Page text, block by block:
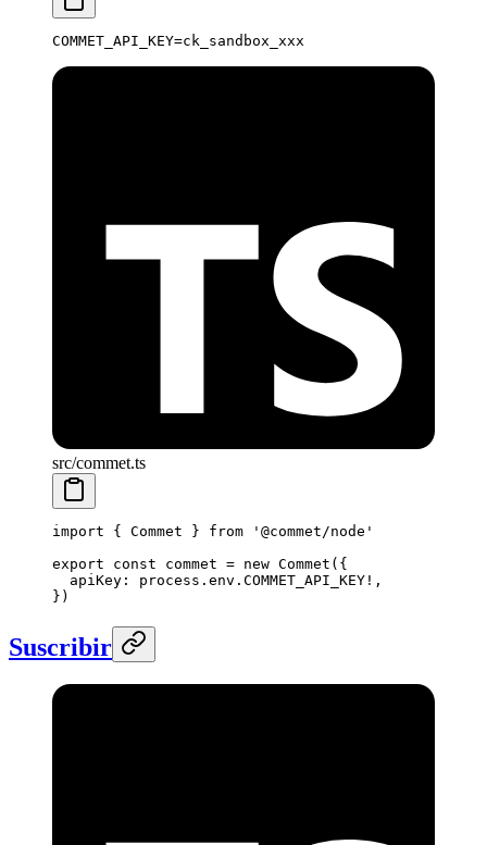
COMMET_API_KEY=ck_sandbox_xxx
src/commet.ts
import { Commet } from '@commet/node'
export const commet = new Commet ({
  apiKey: process.env.
COMMET_API_KEY ! ,
})
Suscribir